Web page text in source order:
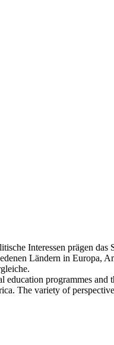
Interessen prägen das
Ländern in Europa,
education programmes and
The variety of